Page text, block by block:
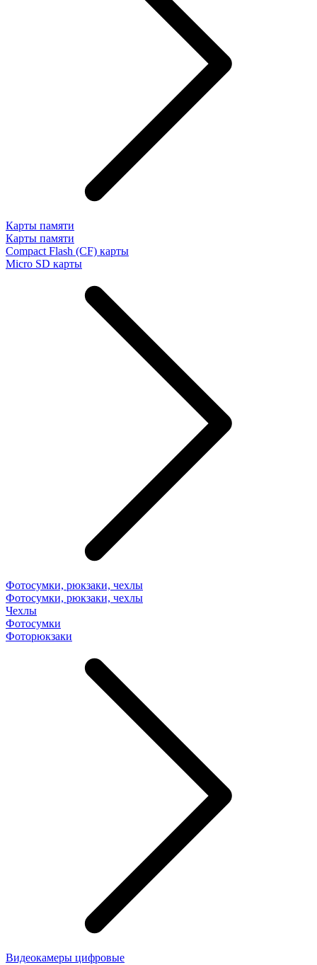
Карты памяти
Карты памяти
Compact Flash (CF) карты
Micro SD карты
Фотосумки, рюкзаки, чехлы
Фотосумки, рюкзаки, чехлы
Чехлы
Фотосумки
Фоторюкзаки
Видеокамеры цифровые